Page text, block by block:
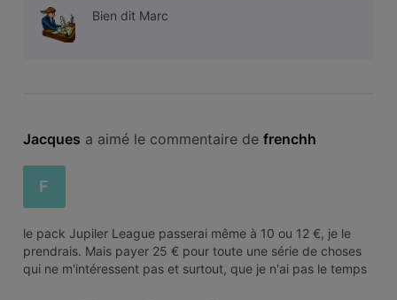
de nombreuses cBien dit Marc
Jacques a aimé le commentaire de frenchh
F
le pack Jupiler League passerai même à 10 ou 12 €, je le
prendrais. Mais payer 25 € pour toute une série de choses
qui ne m'intéressent pas et surtout, que je n'ai pas le temps